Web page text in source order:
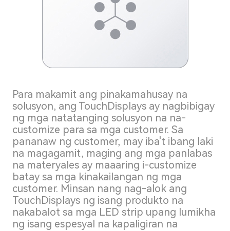
Para makamit ang pinakamahusay na
solusyon, ang TouchDisplays ay nagbibigay
ng mga natatanging solusyon na na-
customize para sa mga customer. Sa
pananaw ng customer, may iba't ibang laki
na magagamit, maging ang mga panlabas
na materyales ay maaaring i-customize
batay sa mga kinakailangan ng mga
customer. Minsan nang nag-alok ang
TouchDisplays ng isang produkto na
nakabalot sa mga LED strip upang lumikha
ng isang espesyal na kapaligiran na